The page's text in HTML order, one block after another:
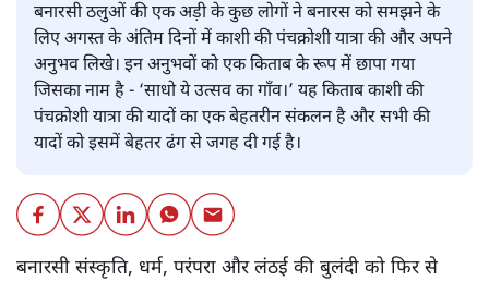
बनारसी ठलुओं की एक अड़ी के कुछ लोगों ने बनारस को समझने के
लिए अगस्त के अंतिम दिनों में काशी की पंचक्रोशी यात्रा की और अपने
अनुभव लिखे। इन अनुभवों को एक किताब के रूप में छापा गया
जिसका नाम है - ‘साधो ये उत्सव का गाँव।’ यह किताब काशी की
पंचक्रोशी यात्रा की यादों का एक बेहतरीन संकलन है और सभी की
यादों को इसमें बेहतर ढंग से जगह दी गई है।
बनारसी संस्कृति, धर्म, परंपरा और लंठई की बुलंदी को फिर से